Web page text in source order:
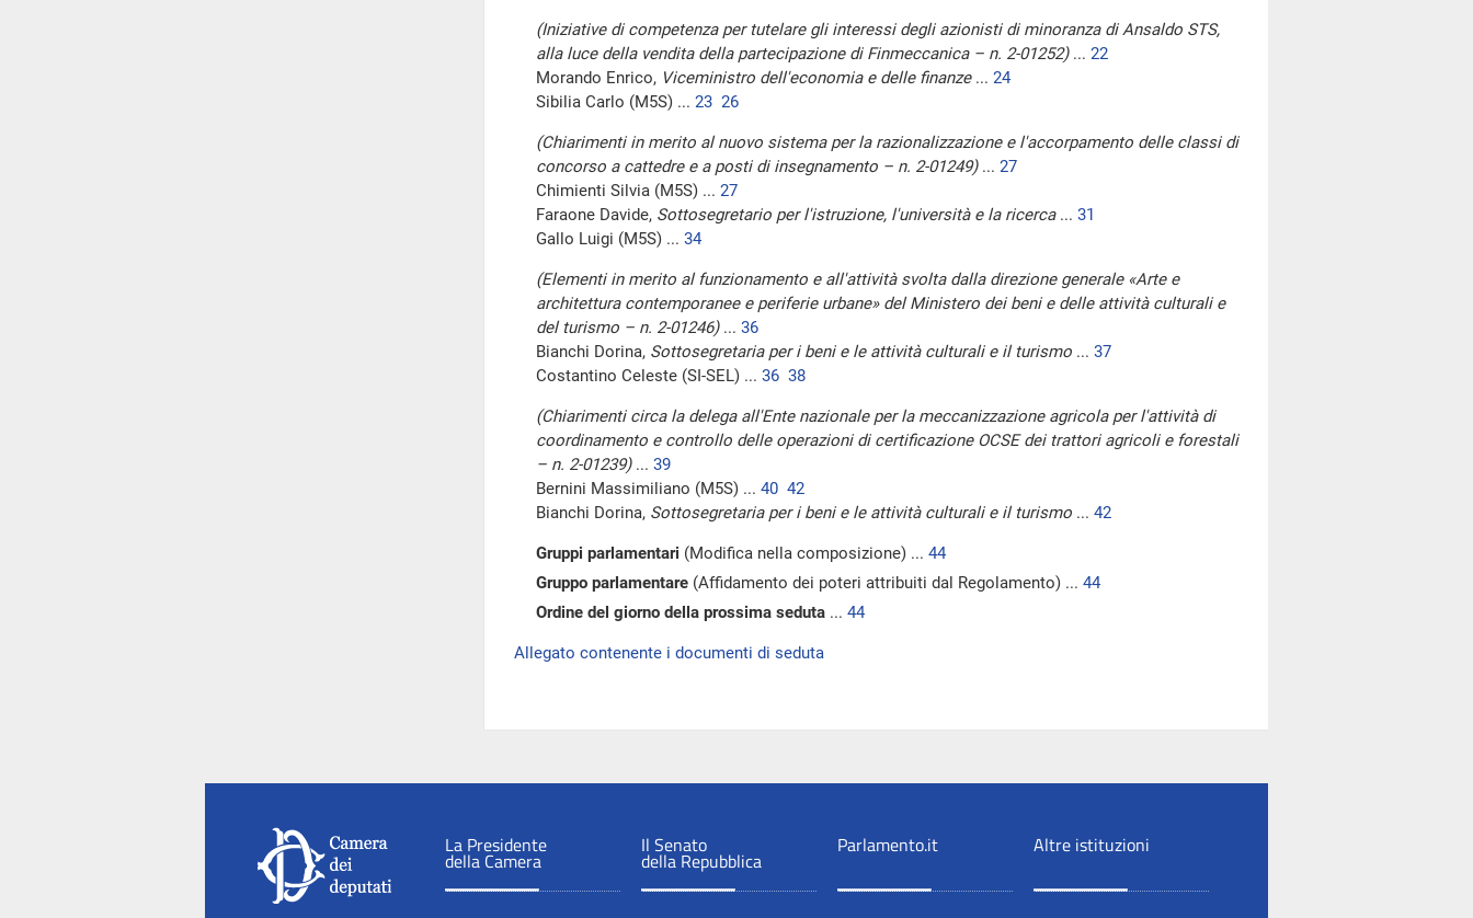
(Iniziative di competenza per tutelare gli interessi degli azionisti di minoranza di Ansaldo STS,
alla luce della vendita della partecipazione di Finmeccanica – n. 2-01252)... 22
Morando Enrico, Viceministro dell'economia e delle finanze... 24
Sibilia Carlo (M5S) ... 23 26
(Chiarimenti in merito al nuovo sistema per la razionalizzazione e l'accorpamento delle classi di
concorso a cattedre e a posti di insegnamento – n. 2-01249)... 27
Chimienti Silvia (M5S) ... 27
Faraone Davide, Sottosegretario per l'istruzione, l'università e la ricerca... 31
Gallo Luigi (M5S) ... 34
(Elementi in merito al funzionamento e all'attività svolta dalla direzione generale «Arte e
architettura contemporanee e periferie urbane» del Ministero dei beni e delle attività culturali e
del turismo – n. 2-01246)... 36
Bianchi Dorina, Sottosegretaria per i beni e le attività culturali e il turismo ... 37
Costantino Celeste (SI-SEL) ... 36 38
(Chiarimenti circa la delega all'Ente nazionale per la meccanizzazione agricola per l'attività di
coordinamento e controllo delle operazioni di certificazione OCSE dei trattori agricoli e forestali
– n. 2-01239)... 39
Bernini Massimiliano (M5S) ... 40 42
Bianchi Dorina, Sottosegretaria per i beni e le attività culturali e il turismo ... 42
Gruppi parlamentari (Modifica nella composizione) ... 44
Gruppo parlamentare (Affidamento dei poteri attribuiti dal Regolamento) ... 44
Ordine del giorno della prossima seduta ... 44
Allegato contenente i documenti di seduta
La Presidente
della Camera
Il Senato
della Repubblica
Parlamento.it Altre istituzioni